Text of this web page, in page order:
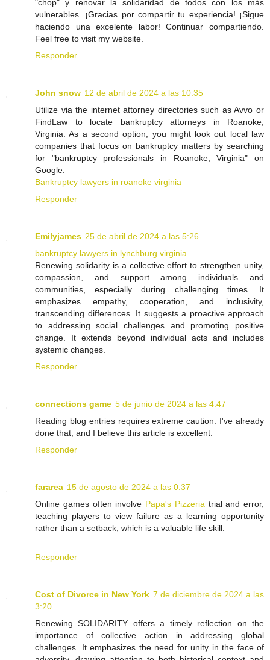
"chop" y renovar la solidaridad de todos con los más
vulnerables. ¡Gracias por compartir tu experiencia! ¡Sigue
haciendo una excelente labor! Continuar compartiendo.
Feel free to visit my website.
Responder
John snow 12 de abril de 2024 a las 10:35
Utilize via the internet attorney directories such as Avvo or
FindLaw to locate bankruptcy attorneys in Roanoke,
Virginia. As a second option, you might look out local law
companies that focus on bankruptcy matters by searching
for "bankruptcy professionals in Roanoke, Virginia" on
Google.
Bankruptcy lawyers in roanoke virginia
Responder
Emilyjames 25 de abril de 2024 a las 5:26
bankruptcy lawyers in lynchburg virginia
Renewing solidarity is a collective effort to strengthen unity,
compassion, and support among individuals and
communities, especially during challenging times. It
emphasizes empathy, cooperation, and inclusivity,
transcending differences. It suggests a proactive approach
to addressing social challenges and promoting positive
change. It extends beyond individual acts and includes
systemic changes.
Responder
connections game 5 de junio de 2024 a las 4:47
Reading blog entries requires extreme caution. I've already
done that, and I believe this article is excellent.
Responder
fararea 15 de agosto de 2024 a las 0:37
Online games often involve Papa's Pizzeriatrial and error,
teaching players to view failure as a learning opportunity
rather than a setback, which is a valuable life skill.
Responder
Cost of Divorce in New York 7 de diciembre de 2024 a las
3:20
Renewing SOLIDARITY offers a timely reflection on the
importance of collective action in addressing global
challenges. It emphasizes the need for unity in the face of